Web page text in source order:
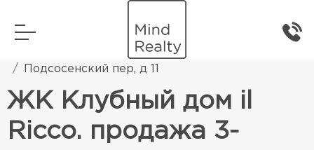
Элитная жилая недвижимость
Подсосенский пер, д 11
ЖК Клубный дом il
Ricco. продажа 3-